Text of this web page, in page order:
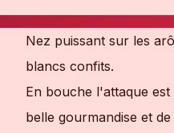
Nez puissant sur les
blancs confits.
En bouche l'attaque
belle gourmandise et